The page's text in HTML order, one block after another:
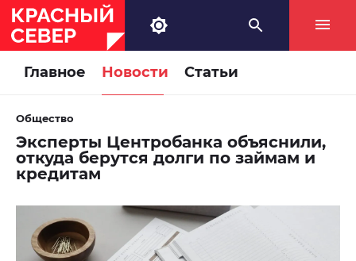
Главное Новости Статьи
Общество
Эксперты Центробанка объяснили,
откуда берутся долги по займам и
кредитам